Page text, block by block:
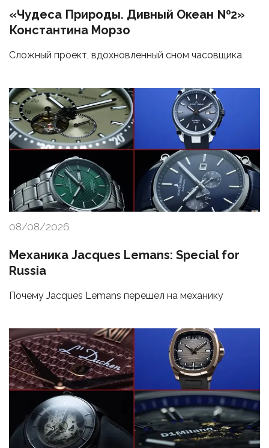
«Чудеса Природы. Дивный Океан №2»
Константина Морзо
Сложный проект, вдохновленный сном часовщика
08/08/2026
Механика Jacques Lemans: Special for
Russia
Почему Jacques Lemans перешел на механику